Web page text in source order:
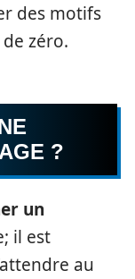
des motifs
zéro.
?
un
il est
au